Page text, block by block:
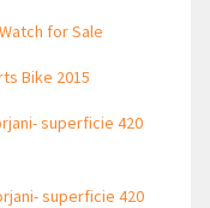
for Sale
Bike 2015
superficie 420
superficie 420